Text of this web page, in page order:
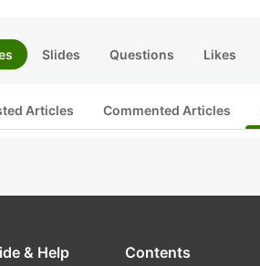
Slides Questions Likes
Articles Commented Articles
& Help Contents